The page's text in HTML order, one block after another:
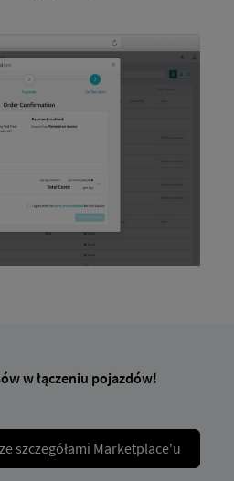
w łączeniu pojazdów!
szczegółami Marketplace'u